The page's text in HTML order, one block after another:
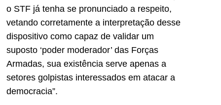
o STF já tenha se pronunciado a respeito,
vetando corretamente a interpretação desse
dispositivo como capaz de validar um
suposto ‘poder moderador’ das Forças
Armadas, sua existência serve apenas a
setores golpistas interessados em atacar a
democracia”.